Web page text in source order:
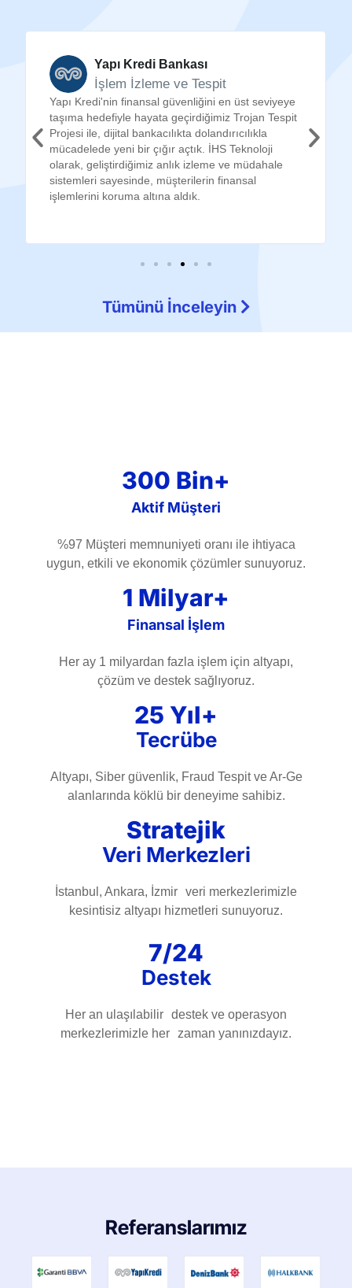
Yapı Kredi Bankası
İşlem İzleme ve Tespit
Yapı Kredi'nin finansal güvenliğini en üst seviyeye
taşıma hedefiyle hayata geçirdiğimiz Trojan Tespit
Projesi ile, dijital bankacılıkta dolandırıcılıkla
mücadelede yeni bir çığır açtık. İHS Teknoloji
olarak, geliştirdiğimiz anlık izleme ve müdahale
sistemleri sayesinde, müşterilerin finansal
işlemlerini koruma altına aldık.
Tümünü İnceleyin
300 Bin+
Aktif Müşteri
%97 Müşteri memnuniyeti oranı ile ihtiyaca
uygun, etkili ve ekonomik çözümler sunuyoruz.
1 Milyar+
Finansal İşlem
Her ay 1 milyardan fazla işlem için altyapı,
çözüm ve destek sağlıyoruz.
25 Yıl+
Tecrübe
Altyapı, Siber güvenlik, Fraud Tespit ve Ar-Ge
alanlarında köklü bir deneyime sahibiz.
Stratejik
Veri Merkezleri
İstanbul, Ankara, İzmir veri merkezlerimizle
kesintisiz altyapı hizmetleri sunuyoruz.
7/24
Destek
Her an ulaşılabilir destek ve operasyon
merkezlerimizle her zaman yanınızdayız.
Referanslarımız